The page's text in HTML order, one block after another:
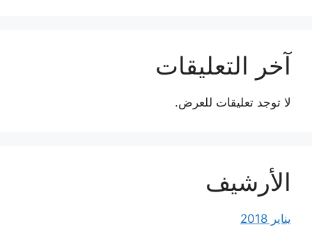
آخر التعليقات
لا توجد تعليقات للعرض.
الأرشيف
يناير 2018